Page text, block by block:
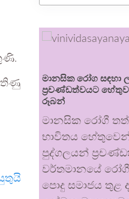
මානසික රෝග සඳහා
ප්‍රචණ්ඩත්වයට
රූබන්
මානසික රෝගී
භාවිතය
පුද්ගලයන්
වර්තමානයේ
පොදු සමාජය තුළ